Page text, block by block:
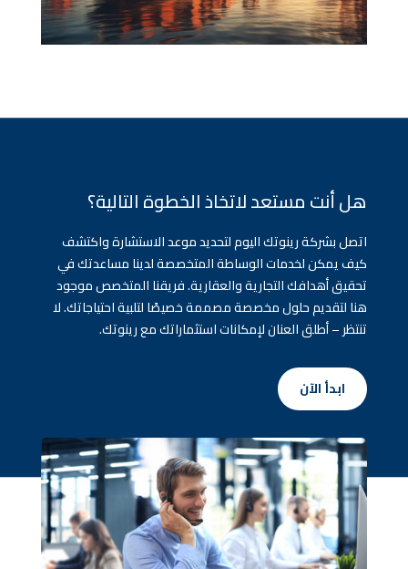
هل أنت مستعد لاتخاذ الخطوة التالية؟
اتصل بشركة رينوتك اليوم لتحديد موعد الاستشارة واكتشف
كيف يمكن لخدمات الوساطة المتخصصة لدينا مساعدتك في
تحقيق أهدافك التجارية والعقارية. فريقنا المتخصص موجود
هنا لتقديم حلول مخصصة مصممة خصيصًا لتلبية احتياجاتك. لا
تنتظر – أطلق العنان لإمكانات استثماراتك مع رينوتك.
ابدأ الآن